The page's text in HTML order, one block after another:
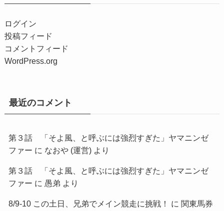
ログイン
投稿フィード
コメントフィード
WordPress.org
最近のコメント
第３話 「そよ風、と呼ぶには強烈すぎた」ヤマニンゼ
ファー に なおや (運営)より
第３話 「そよ風、と呼ぶには強烈すぎた」ヤマニンゼ
ファー に 愚弟 より
8/9-10 この土日、兄弟でメイン競走に挑戦！ に 関東馬券